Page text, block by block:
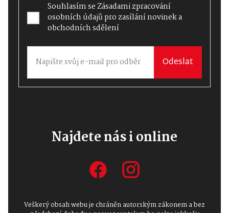
Souhlasím seZásadami zpracování
osobních údajůpro zasílání novinek a
obchodních sdělení
Odeslat
Najdete nás i online
Veškerý obsah webu je chráněn autorským zákonem a bez